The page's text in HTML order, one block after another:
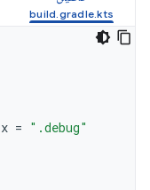
= ".debug"